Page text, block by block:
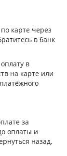
карте через
в банк
в
на карте или
за
оплаты и
назад,